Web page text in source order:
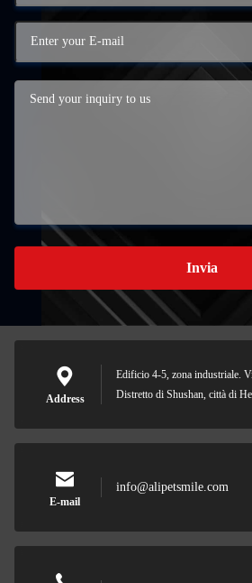
Invia
Address
Edificio 4-5, zona industriale.
Distretto di Shushan, città di
E-mail
info@alipetsmile.com